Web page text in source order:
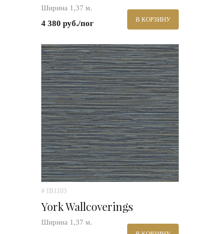
Ширина 1,37 м.
4 380 руб./пог В КОРЗИНУ
# IB1103
York Wallcoverings
Ширина 1,37 м.